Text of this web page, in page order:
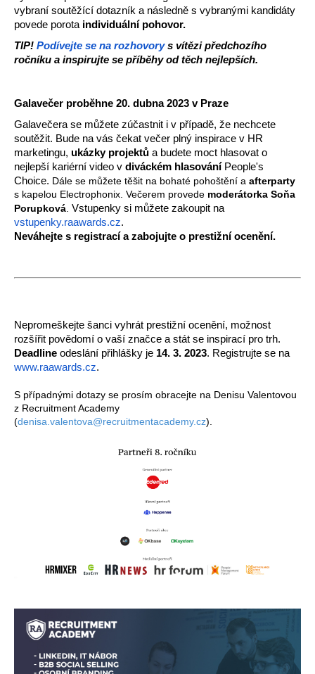
vybraní soutěžící dotazník a následně s vybranými kandidáty
povede porota individuální pohovor.
TIP! Podívejte se na rozhovory s vítězi předchozího
ročníku a inspirujte se příběhy od těch nejlepších.
Galavečer proběhne 20. dubna 2023 v Praze
Galavečera se můžete zúčastnit i v případě, že nechcete
soutěžit. Bude na vás čekat večer plný inspirace v HR
marketingu, ukázky projektů a budete moct hlasovat o
nejlepší kariérní video v diváckém hlasování People's
Choice. Dále se můžete těšit na bohaté pohoštění a afterparty
s kapelou Electrophonix. Večerem provede moderátorka Soňa
Porupková.
Vstupenky si můžete zakoupit na
vstupenky.raawards.cz.
Neváhejte s registrací a zabojujte o prestižní ocenění.
Nepromeškejte šanci vyhrát prestižní ocenění, možnost
Deadline odeslání přihlášky je 14. 3. 2023
www.raawards.cz.
S případnými dotazy se prosím obracejte na Denisu Valentovou
z Recruitment Academy
(denisa.valentova@recruitmentacademy.cz).